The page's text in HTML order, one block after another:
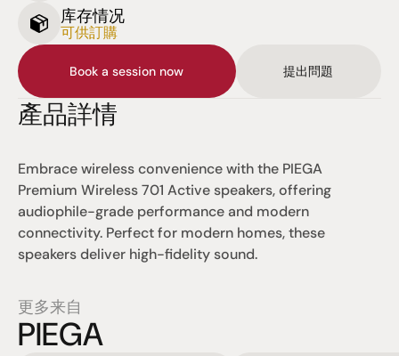
库存情况
可供訂購
Book a session now 提出問題
產品詳情
Embrace wireless convenience with the PIEGA
Premium Wireless 701 Active speakers, offering
audiophile-grade performance and modern
connectivity. Perfect for modern homes, these
speakers deliver high-fidelity sound.
更多来自
PIEGA